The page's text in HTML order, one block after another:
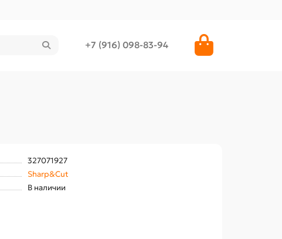
+7 (916) 098-83-94
327071927
Sharp&Cut
В наличии